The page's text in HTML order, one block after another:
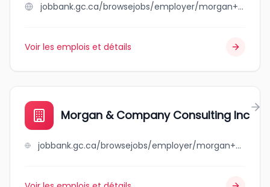
jobbank.gc.ca/browsejobs/employer/morgan+berg/ca
Voir les emplois et détails
Morgan & Company Consulting Inc
jobbank.gc.ca/browsejobs/employer/morgan+%26+company+consulting+inc/ca